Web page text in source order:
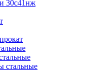
30с41нж
стальные